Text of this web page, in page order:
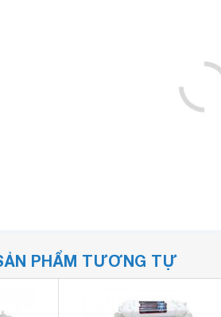
PHẨM TƯƠNG TỰ